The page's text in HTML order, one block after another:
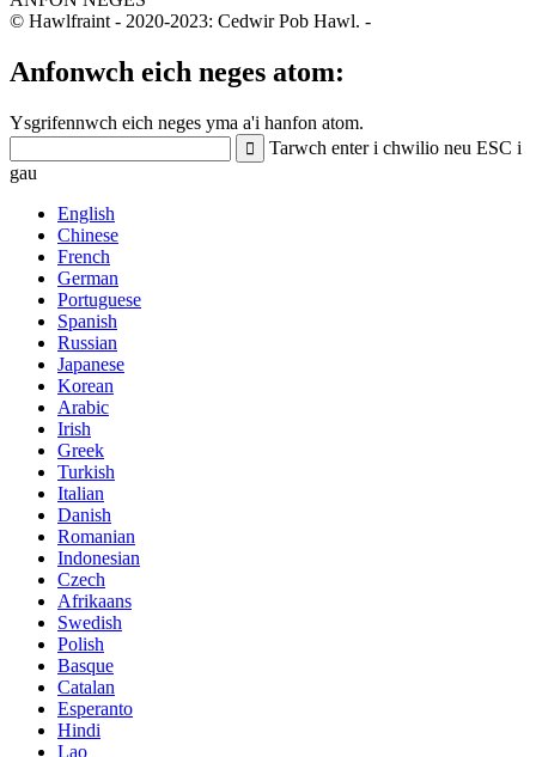
© Hawlfraint - 2020-2023: Cedwir Pob Hawl. -
Anfonwch eich neges atom:
Ysgrifennwch eich neges yma a'i hanfon atom.
Tarwch enter i chwilio neu ESC i
gau
English
Chinese
French
German
Portuguese
Spanish
Russian
Japanese
Korean
Arabic
Irish
Greek
Turkish
Italian
Danish
Romanian
Indonesian
Czech
Afrikaans
Swedish
Polish
Basque
Catalan
Esperanto
Hindi
Lao